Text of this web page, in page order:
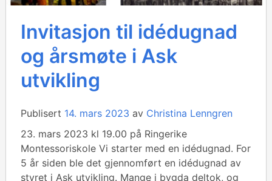
Invitasjon til idédugnad
og årsmøte i Ask
utvikling
Publisert 14. mars 2023 av Christina Lenngren
23. mars 2023 kl 19.00 på Ringerike
Montessoriskole Vi starter med en idédugnad. For
5 år siden ble det gjennomført en idédugnad av
styret i Ask utvikling. Mange i bygda deltok, og